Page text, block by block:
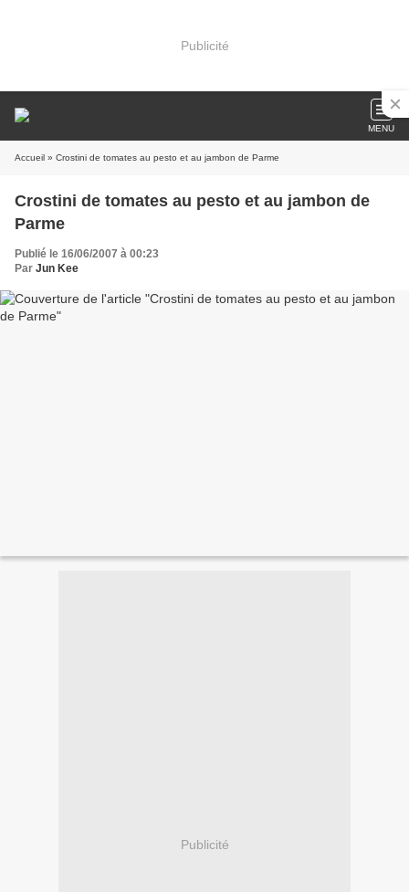
Publicité
MENU
Accueil » Crostini de tomates au pesto et au jambon de Parme
Crostini de tomates au pesto et au jambon de
Parme
Publié le 16/06/2007 à 00:23
Par Jun Kee
Publicité